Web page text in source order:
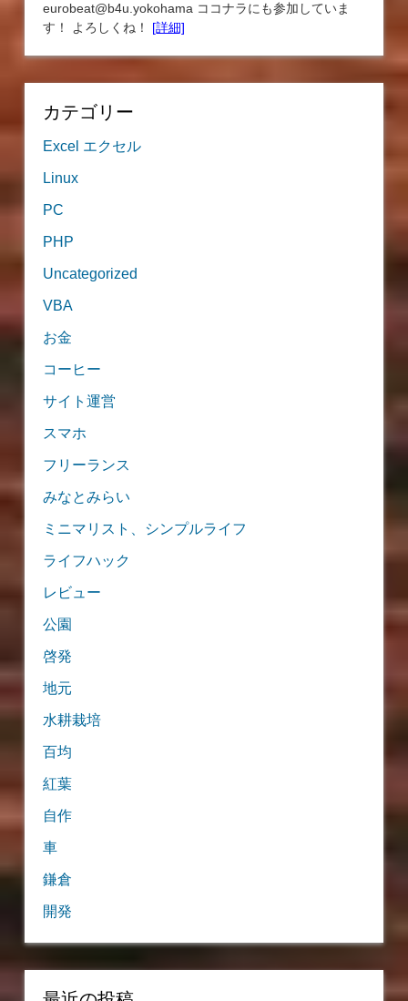
eurobeat@b4u.yokohama ココナラにも参加していま
す！ よろしくね！
[詳細]
カテゴリー
Excel エクセル
Linux
PC
PHP
Uncategorized
VBA
お金
コーヒー
サイト運営
スマホ
フリーランス
みなとみらい
ミニマリスト、シンプルライフ
ライフハック
レビュー
公園
啓発
地元
水耕栽培
百均
紅葉
自作
車
鎌倉
開発